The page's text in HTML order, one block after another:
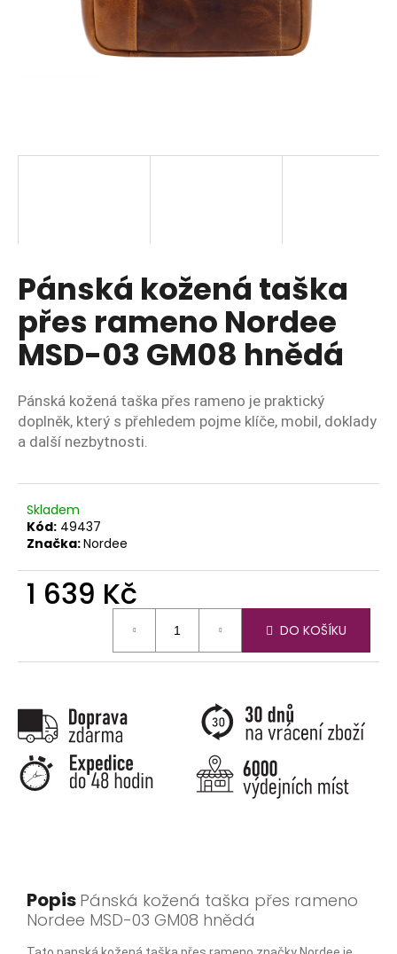
Pánská kožená taška
přes rameno Nordee
MSD-03 GM08 hnědá
Pánská kožená taška přes rameno je praktický
doplněk, který s přehledem pojme klíče, mobil, doklady
a další nezbytnosti.
Skladem
Kód: 49437
Značka:Nordee
1 639 Kč
DO KOŠÍKU
Popis Pánská kožená taška přes rameno
Nordee MSD-03 GM08 hnědá
D
o
p
o
r
č
u
j
m